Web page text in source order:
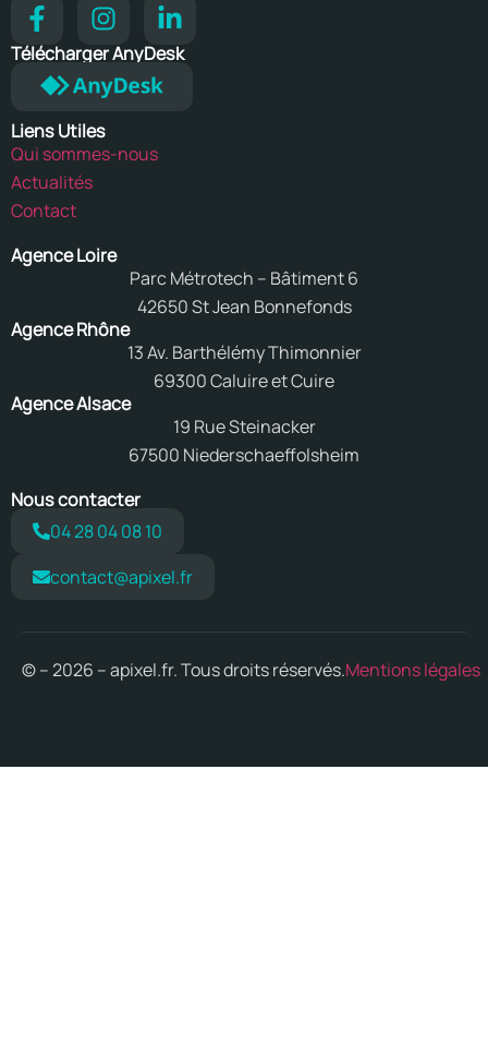
Télécharger AnyDesk
Liens Utiles
Qui sommes-nous
Actualités
Contact
Agence Loire
Parc Métrotech – Bâtiment 6
42650 St Jean Bonnefonds
Agence Rhône
13 Av. Barthélémy Thimonnier
69300 Caluire et Cuire
Agence Alsace
19 Rue Steinacker
67500 Niederschaeffolsheim
Nous contacter
04 28 04 08 10
contact@apixel.fr
© – 2026 – apixel.fr. Tous droits réservés.Mentions légales